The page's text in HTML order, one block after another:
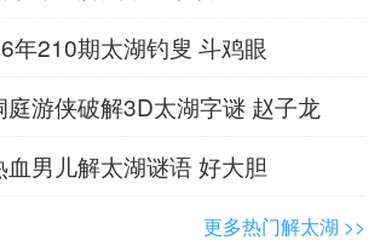
年210期太湖钓叟 斗鸡眼
游侠破解3D太湖字谜 赵子龙
男儿解太湖谜语 好大胆
更多热门解太湖 >>